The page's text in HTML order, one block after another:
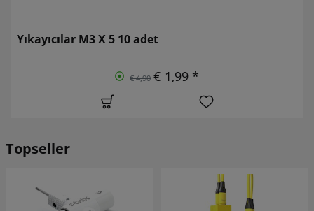
Yıkayıcılar M3 X 5 10 adet
€ 4,90 € 1,99 *
Topseller